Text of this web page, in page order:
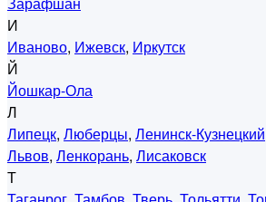
И
Иваново, Ижевск, Иркутск
Й
Йошкар-Ола
Л
Липецк, Люберцы, Ленинск-Кузнецкий
Львов, Ленкорань, Лисаковск
Т